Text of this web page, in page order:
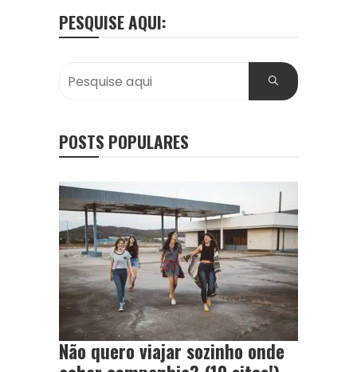
PESQUISE AQUI:
POSTS POPULARES
Não quero viajar sozinho onde